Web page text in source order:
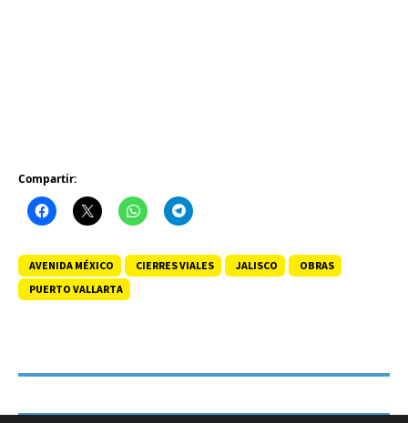
Compartir:
AVENIDA MÉXICO CIERRES VIALES JALISCO
OBRAS
PUERTO VALLARTA